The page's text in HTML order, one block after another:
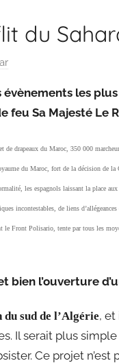
du
évènements les
feu Sa Majesté Le
de drapeaux du Maroc, 350 000
du Maroc, fort de la décision de
les espagnols laissant la place
incontestables, de liens
Front Polisario, tente par tous les
bien l’ouverture
du sud de l’Algérie, et
Il serait plus simple
Ce projet